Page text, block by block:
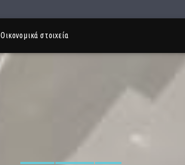
Οικονομικά στοιχεία